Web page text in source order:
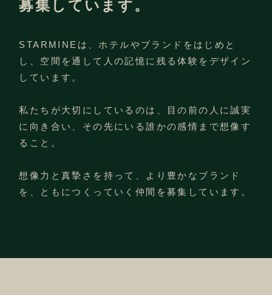
募集しています。
STARMINEは、ホテルやブランドをはじめと
し、 空間を通して人の記憶に残る体験をデザイン
しています。
私たちが大切にしているのは、目の前の人に誠実
に向き合い、 その先にいる誰かの感情まで想像す
ること。
想像力と真摯さを持って、より豊かなブランド
を、
ともにつくっていく仲間を募集しています。